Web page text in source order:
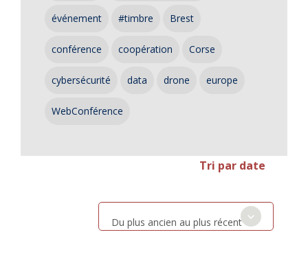
événement #timbre Brest
conférence coopération Corse
cybersécurité data drone europe
WebConférence
Tri par date
Du plus ancien au plus récent